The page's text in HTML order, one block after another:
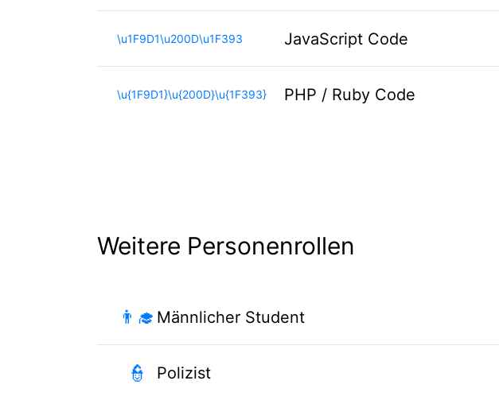
\u1F9D1\u200D\u1F393 JavaScript Code
\u{1F9D1}\u{200D}\u{1F393} PHP / Ruby Code
Weitere Personenrollen
👨‍🎓 Männlicher Student
👮 Polizist